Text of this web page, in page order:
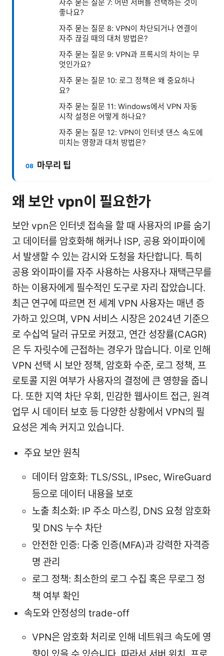
자주 묻는 질문 7: 어떤 서버를 선택하는 것이
좋나요?
자주 묻는 질문 8: VPN이 차단되거나 연결이
자주 끊길 때의 대처 방법은?
자주 묻는 질문 9: VPN과 프록시의 차이는 무
엇인가요?
자주 묻는 질문 10: 로그 정책은 왜 중요하나
요?
자주 묻는 질문 11: Windows에서 VPN 자동
시작 설정은 어떻게 하나요?
자주 묻는 질문 12: VPN이 인터넷 댄스 속도에
미치는 영향과 대처 방법은?
마무리 팁
왜 보안 vpn이 필요한가
보안 vpn은 인터넷 접속을 할 때 사용자의 IP를 숨기
고 데이터를 암호화해 해커나 ISP, 공용 와이파이에
서 발생할 수 있는 감시와 도청을 차단합니다. 특히
공용 와이파이를 자주 사용하는 사용자나 재택근무를
하는 이용자에게 필수적인 도구로 자리 잡았습니다.
최근 연구에 따르면 전 세계 VPN 사용자는 매년 증
가하고 있으며, VPN 서비스 시장은 2024년 기준으
로 수십억 달러 규모로 커졌고, 연간 성장률(CAGR)
은 두 자릿수에 근접하는 경우가 많습니다. 이로 인해
VPN 선택 시 보안 정책, 암호화 수준, 로그 정책, 프
로토콜 지원 여부가 사용자의 결정에 큰 영향을 줍니
다. 또한 지역 차단 우회, 민감한 웹사이트 접근, 원격
업무 시 데이터 보호 등 다양한 상황에서 VPN의 필
요성은 계속 커지고 있습니다.
주요 보안 원칙
데이터 암호화: TLS/SSL, IPsec, WireGuard
등으로 데이터 내용을 보호
노출 최소화: IP 주소 마스킹, DNS 요청 암호화
및 DNS 누수 차단
안전한 인증: 다중 인증(MFA)과 강력한 자격증
명 관리
로그 정책: 최소한의 로그 수집 혹은 무로그 정
책 여부 확인
속도와 안정성의 trade-off
VPN은 암호화 처리로 인해 네트워크 속도에 영